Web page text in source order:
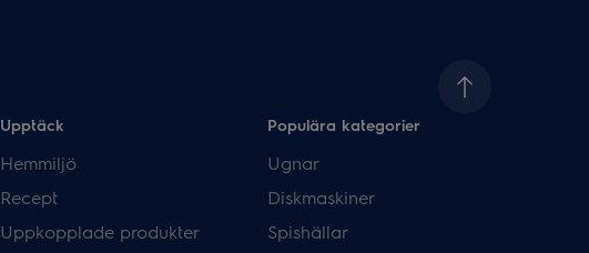
Upptäck
Hemmiljö
Recept
Uppkopplade produkter
Populära kategorier
Ugnar
Diskmaskiner
Spishällar